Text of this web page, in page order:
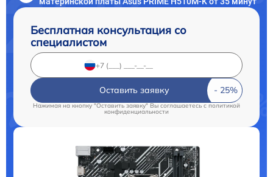
Бесплатная консультация со
специалистом
Оставить заявку
Нажимая на кнопку "Оставить заявку" Вы соглашаетесь c политикой
конфиденциальности